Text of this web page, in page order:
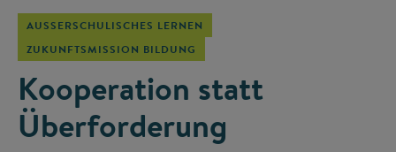
AUSSERSCHULISCHES LERNEN
ZUKUNFTSMISSION BILDUNG
Kooperation statt
Überforderung